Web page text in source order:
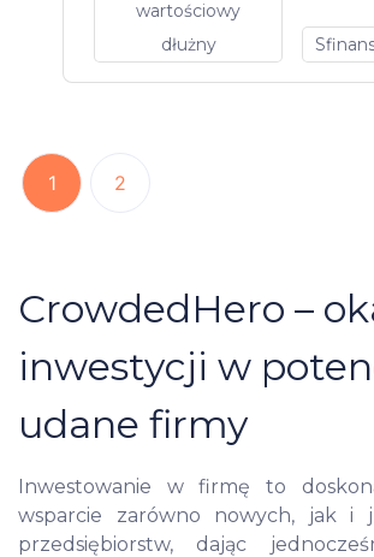
wartościowy
dłużny
1 2
CrowdedHero –
inwestycji w
udane firmy
Inwestowanie w firmę to
wsparcie zarówno nowych, jak i
przedsiębiorstw, dając